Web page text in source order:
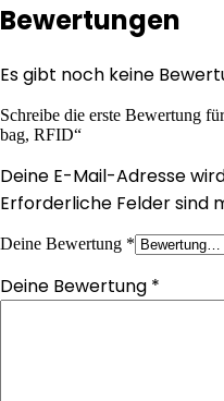
Bewertungen
Es gibt noch keine
Schreibe die erste Bewertung
bag, RFID“
Deine E-Mail-Adresse
Erforderliche Felder sind
Deine Bewertung *
Deine Bewertung *